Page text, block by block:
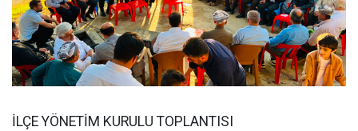
İLÇE YÖNETİM KURULU TOPLANTISI